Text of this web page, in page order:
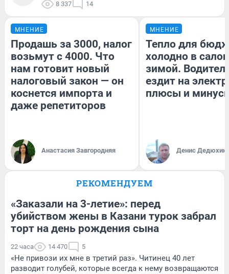
8 337 14
МНЕНИЕ
Продашь за 3000, налог
возьмут с 4000. Что
нам готовит новый
налоговый закон — он
коснется импорта и
даже репетиторов
Анастасия Завгородняя
МНЕНИЕ
Тепло для
холодно в
зимой.
ездит на
плюсы и
Денис Дедюхин
РЕКОМЕНДУЕМ
«Заказали на 3-летие»: перед
убийством жены в Казани турок забрал
торт на день рождения сына
22 часа 14 470 5
«Не привози их мне в третий раз». Читинец 40 лет
разводит голубей, которые всегда к нему возвращаются